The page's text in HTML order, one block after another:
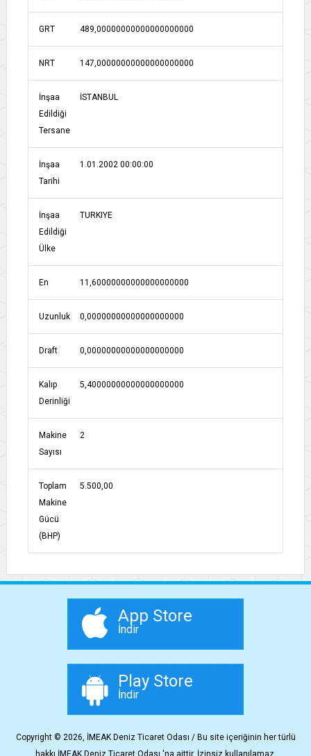
GRT 489,00000000000000000000
NRT 147,00000000000000000000
İnşaa
Edildiği
Tersane
İSTANBUL
İnşaa
Tarihi
1.01.2002 00:00:00
İnşaa
Edildiği
Ülke
TURKIYE
En 11,60000000000000000000
Uzunluk 0,00000000000000000000
Draft 0,00000000000000000000
Kalıp
Derinliği
5,40000000000000000000
Makine
Sayısı
2
Toplam
Makine
Gücü
(BHP)
5.500,00
App Store
İndir
Play Store
İndir
Copyright © 2026, İMEAK Deniz Ticaret Odası / Bu site içeriğinin her türlü